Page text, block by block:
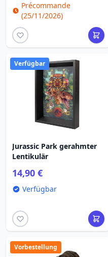
Précommande
(25/11/2026)
Verfügbar
Jurassic Park gerahmter
Lentikulär
14,90 €
Verfügbar
Vorbestellung